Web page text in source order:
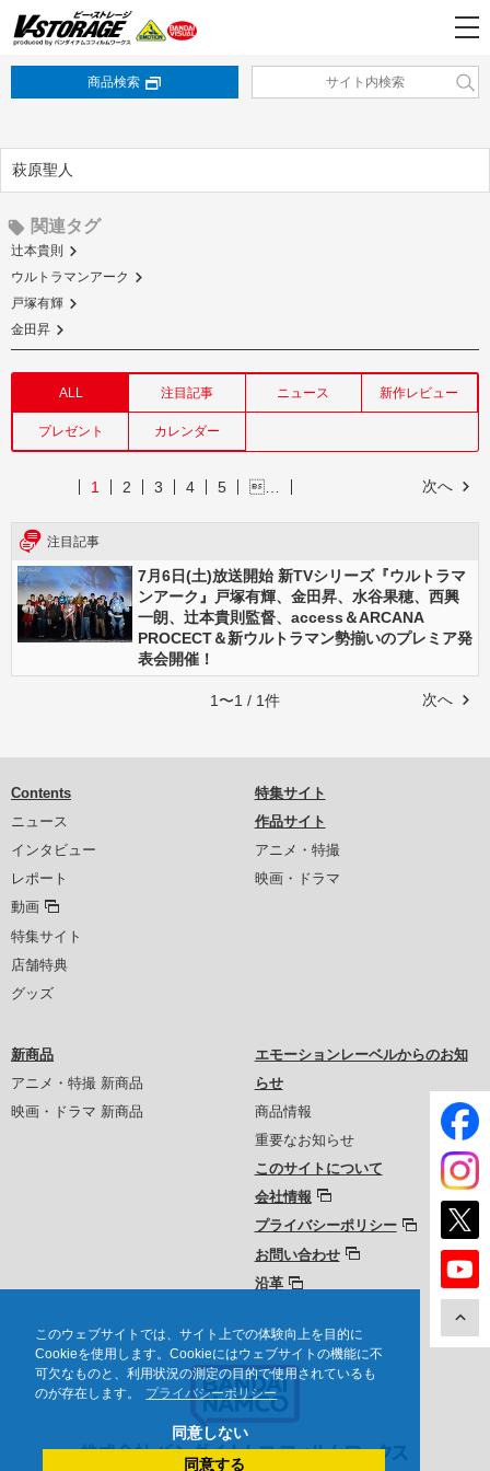
このウェブサイトでは、サイト上での体験向上を目的に
Cookieを使用します。Cookieにはウェブサイトの機能に不
可欠なものと、利用状況の測定の目的で使用されているも
のが存在します。
プライバシーポリシー
同意しない
同意する
商品検索
萩原聖人
関連タグ
辻本貴則
ウルトラマンアーク
戸塚有輝
金田昇
ALL 注目記事 ニュース 新作レビュー
プレゼント カレンダー
次へ
1 2 3 4 5 …
注目記事
7月6日(土)放送開始 新TVシリーズ『ウルトラマ
ンアーク』戸塚有輝、金田昇、水谷果穂、西興
一朗、辻本貴則監督、access＆ARCANA
PROCECT＆新ウルトラマン勢揃いのプレミア発
表会開催！
次へ
1〜1 / 1件
Contents
ニュース
インタビュー
レポート
動画
特集サイト
店舗特典
グッズ
特集サイト
作品サイト
アニメ・特撮
映画・ドラマ
新商品
アニメ・特撮 新商品
映画・ドラマ 新商品
エモーションレーベルからのお知
らせ
商品情報
重要なお知らせ
このサイトについて
会社情報
プライバシーポリシー
お問い合わせ
沿革